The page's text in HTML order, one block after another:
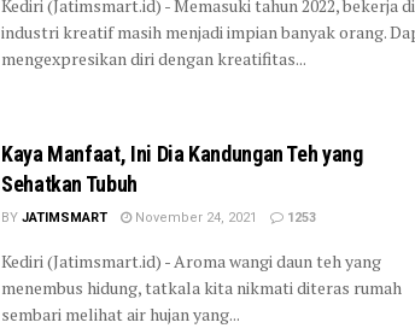
Kediri (Jatimsmart.id) - Memasuki tahun 2022, bekerja di
industri kreatif masih menjadi impian banyak orang.
mengexpresikan diri dengan kreatifitas...
Kaya Manfaat, Ini Dia Kandungan Teh yang
Sehatkan Tubuh
BY JATIMSMART November 24, 2021 1253
Kediri (Jatimsmart.id) - Aroma wangi daun teh yang
menembus hidung, tatkala kita nikmati diteras rumah
sembari melihat air hujan yang...